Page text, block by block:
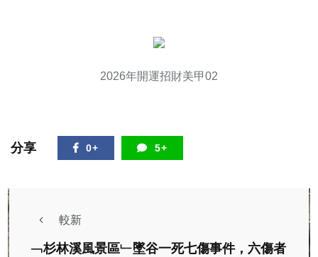
2026年開運招財美甲02
分享 0+ 5+
較新
﹁杉林溪風景區﹂墜谷一死七傷事件，六傷者